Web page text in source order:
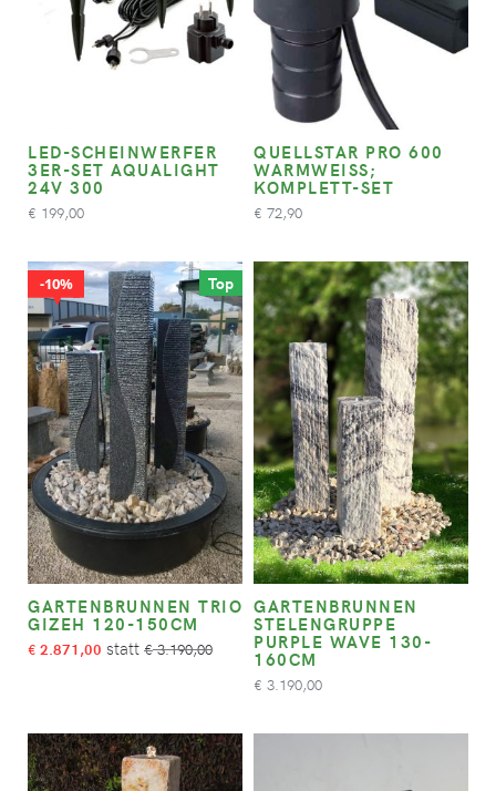
LED-SCHEINWERFER
3ER-SET AQUALIGHT
24V 300
€ 199,00
QUELLSTAR PRO 600
WARMWEISS; K
OMPLETT-SET
€ 72,90
Top
10%
GARTENBRUNNEN TRIO
GIZEH 120-150CM
€ 2.871,00 €3.190,00
GARTENBRUNNEN
STELENGRUPPE
PURPLE WAVE 130-
160CM
€ 3.190,00